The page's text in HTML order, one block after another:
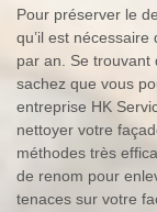
Pour préserver le
qu’il est
par an. Se trouvant
sachez que vous
entreprise HK
nettoyer votre
méthodes très
de renom pour
tenaces sur votre